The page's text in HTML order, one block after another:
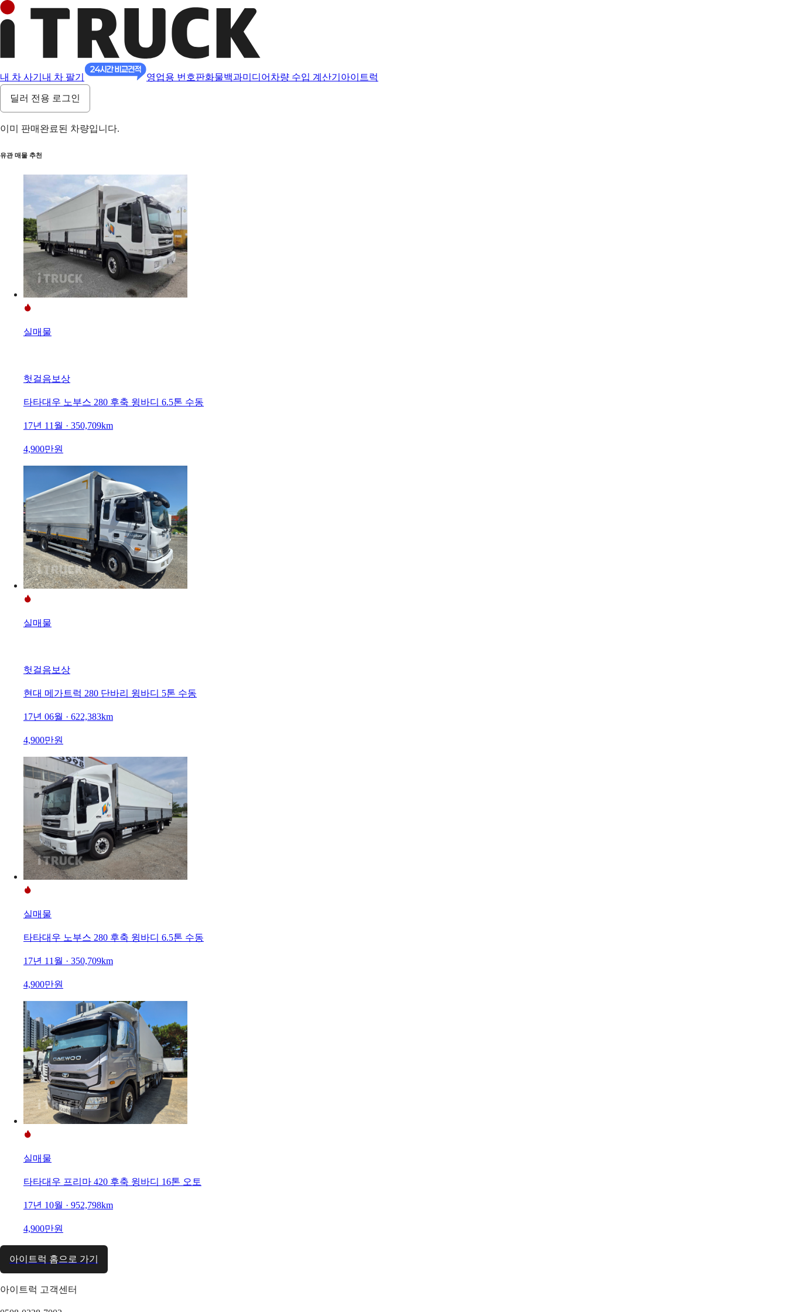
내 차 사기 내 차 팔기 영업용 번호판화물백과미디어 차량 수입 계산기 아이트럭
딜러 전용 로그인
이미 판매완료된 차량입니다.
유관 매물 추천
실매물
헛걸음보상
타타대우 노부스 280 후축 윙바디 6.5톤 수동
17년 11월 · 350,709km
4,900만원
실매물
헛걸음보상
현대 메가트럭 280 단바리 윙바디 5톤 수동
17년 06월 · 622,383km
4,900만원
실매물
타타대우 노부스 280 후축 윙바디 6.5톤 수동
17년 11월 · 350,709km
4,900만원
실매물
타타대우 프리마 420 후축 윙바디 16톤 오토
17년 10월 · 952,798km
4,900만원
아이트럭 홈으로 가기
아이트럭 고객센터